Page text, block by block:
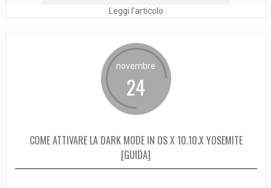
Leggi l'articolo
novembre
24
COME ATTIVARE LA DARK MODE IN OS X 10.10.X YOSEMITE
[GUIDA]